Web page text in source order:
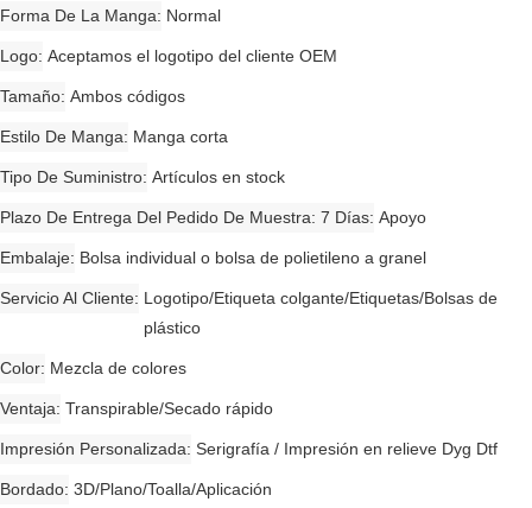
Forma De La Manga Normal
Logo Aceptamos el logotipo del cliente OEM
Tamaño Ambos códigos
Estilo De Manga Manga corta
Tipo De Suministro Artículos en stock
Plazo De Entrega Del Pedido De Muestra: 7 Días Apoyo
Embalaje Bolsa individual o bolsa de polietileno a granel
Servicio Al Cliente Logotipo/Etiqueta colgante/Etiquetas/Bolsas de
plástico
Color Mezcla de colores
Ventaja Transpirable/Secado rápido
Impresión Personalizada Serigrafía / Impresión en relieve Dyg Dtf
Bordado 3D/Plano/Toalla/Aplicación